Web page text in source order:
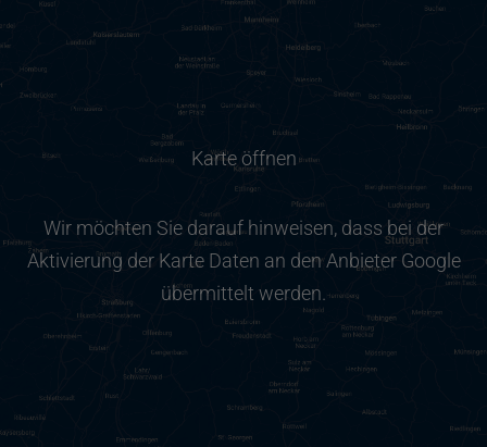
Karte öffnen
Wir möchten Sie darauf hinweisen, dass bei der
Aktivierung der Karte Daten an den Anbieter Google
übermittelt werden.